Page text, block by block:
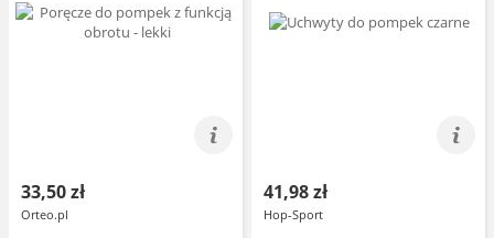
33,50 zł
Orteo.pl
41,98 zł
Hop-Sport